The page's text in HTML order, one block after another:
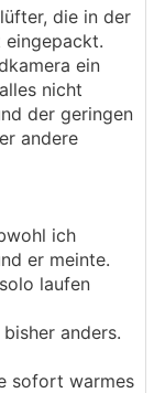
die in der
eingepackt.
ein
nicht
der geringen
andere
ich
er meinte.
laufen
anders.
sofort warmes